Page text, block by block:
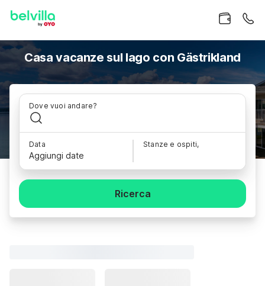
Casa vacanze sul lago con Gästrikland
Dove vuoi andare?
Data
Aggiungi date
Stanze e ospiti,
Ricerca